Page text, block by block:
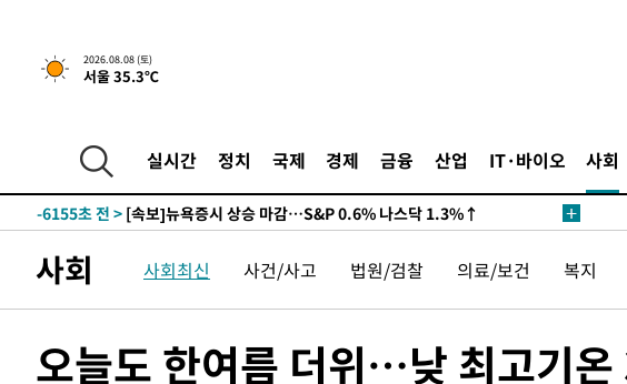
2026.08.08 (토)
서울 35.3℃
실시간 정치 국제 경제 금융 산업 IT·바이오 사회
-6155초 전 >
-28873초 전 >극한폭염 한풀 꺾이지만…'낮 최고 35도' 무더위, 열대야 계속[다음
-24408초 전 >
[속보]'압수수색·성접대 논란' 축구협회 "실망과 걱정 안겨드려 죄
-13029초 전 >'최고 37도' 폭염 지속…강원동해안 최대 150㎜ 비
-28873초 전 >극한폭염 한풀 꺾이지만…'낮 최고 35도' 무더위, 열대야 계속[다음
사회 사회최신 사건/사고 법원/검찰 의료/보건 복지
오늘도 한여름 더위…낮 최고기